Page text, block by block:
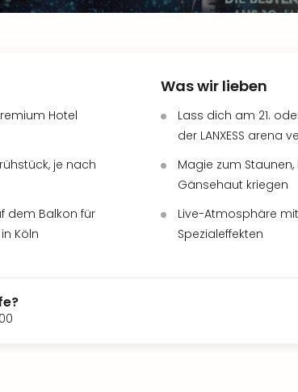
Hotel
je nach
dem Balkon für
Köln
Was wir lieben
Lass dich am 21.
der LANXESS arena
Magie zum
Gänsehaut kriegen
Live-Atmosphäre
Spezialeffekten